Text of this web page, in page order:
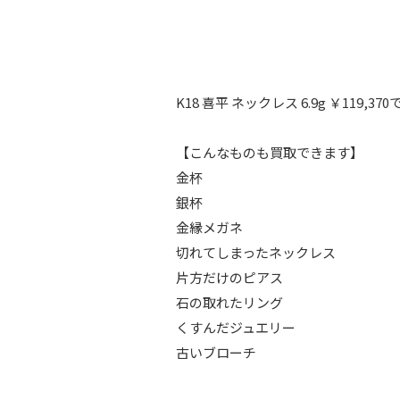
K18 喜平 ネックレス 6.9g ￥119,370
【こんなものも買取できます】
金杯
銀杯
金縁メガネ
切れてしまったネックレス
片方だけのピアス
石の取れたリング
くすんだジュエリー
古いブローチ